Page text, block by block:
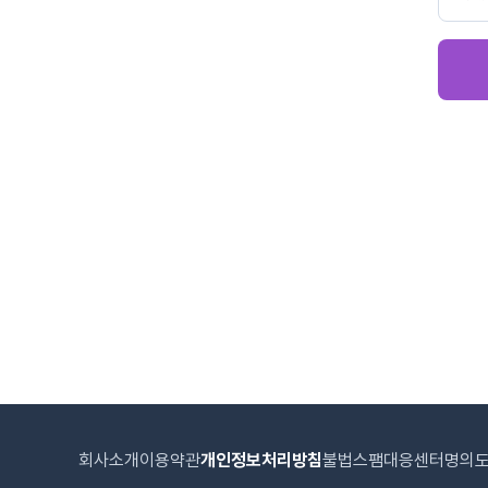
회사소개 이용약관개인정보처리방침불법스팸대응센터 명의